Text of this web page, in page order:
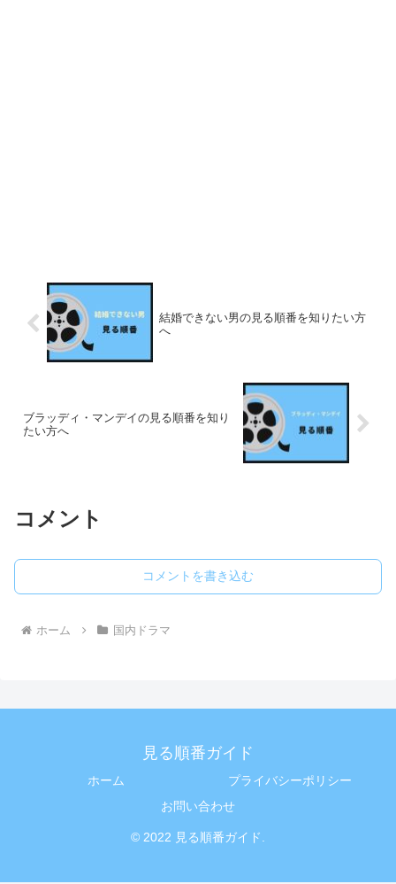
結婚できない男の見る順番を知りたい方
へ
ブラッディ・マンデイの見る順番を知り
たい方へ
コメント
コメントを書き込む
ホーム 国内ドラマ
見る順番ガイド
ホーム
プライバシーポリシー
お問い合わせ
© 2022 見る順番ガイド.